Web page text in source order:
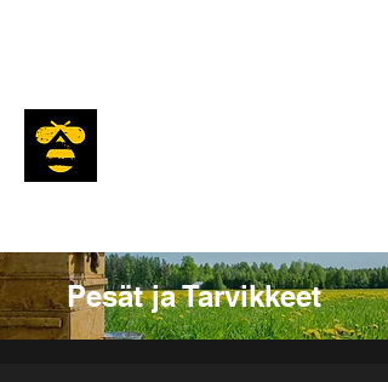
Pesät ja Tarvikkeet